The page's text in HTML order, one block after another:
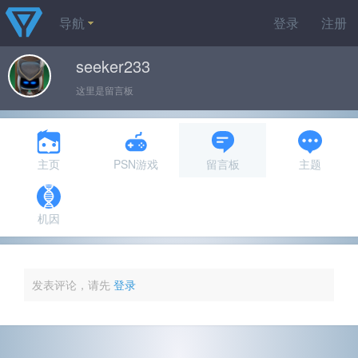
登录 注册
导航
seeker233
这里是留言板
主页 PSN游戏 留言板 主题
机因
发表评论，请先 登录